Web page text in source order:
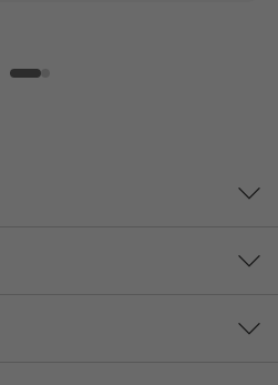
Plus
informatiques mieux et plus
everywhere